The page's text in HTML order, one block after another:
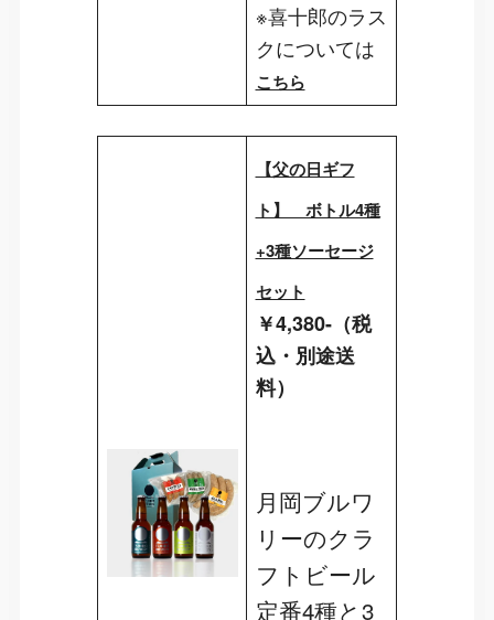
※喜十郎のラス
クについては
こちら
【父の日ギフ
ト】 ボトル4種
+3種ソーセージ
セット
￥4,380-（税
込・別途送
料）
月岡ブルワ
リーのクラ
フトビール
定番4種と3